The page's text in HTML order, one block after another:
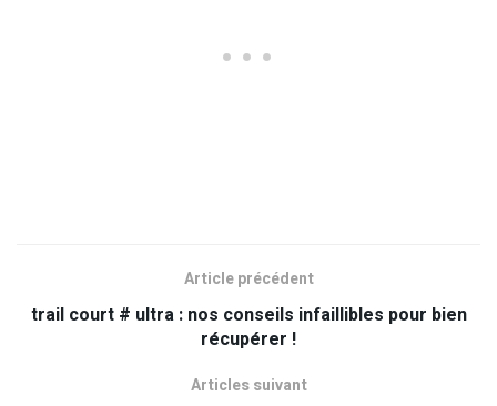
Article précédent
trail court # ultra : nos conseils infaillibles pour bien
récupérer !
Articles suivant